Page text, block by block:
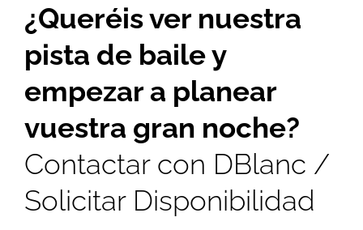
¿Queréis ver nuestra
pista de baile y
empezar a planear
vuestra gran noche?
Contactar con DBlanc /
Solicitar Disponibilidad